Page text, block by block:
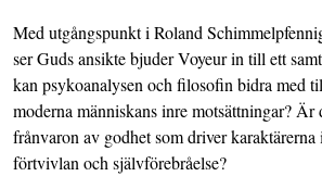
Med utgångspunkt i Roland
ser Guds ansikte bjuder Voyeur in till ett
kan psykoanalysen och filosofin bidra med
moderna människans inre motsättningar? Är
frånvaron av godhet som driver
förtvivlan och självförebråelse?